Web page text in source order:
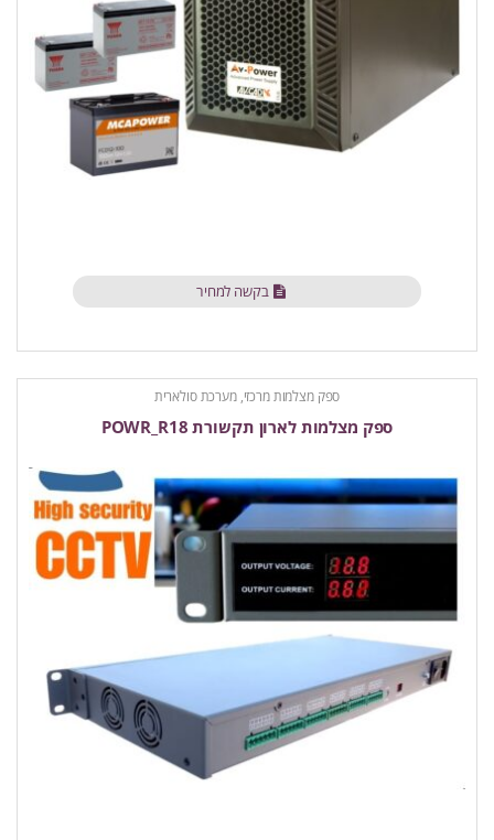
בקשה למחיר
ספק מצלמות מרכזי, מערכת סולארית
ספק מצלמות לארון תקשורת POWR_R18